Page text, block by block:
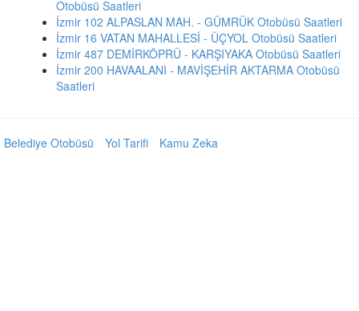
Otobüsü Saatleri
İzmir 102 ALPASLAN MAH. - GÜMRÜK Otobüsü Saatleri
İzmir 16 VATAN MAHALLESİ - ÜÇYOL Otobüsü Saatleri
İzmir 487 DEMİRKÖPRÜ - KARŞIYAKA Otobüsü Saatleri
İzmir 200 HAVAALANI - MAVİŞEHİR AKTARMA Otobüsü
Saatleri
Belediye Otobüsü Yol Tarifi Kamu Zeka